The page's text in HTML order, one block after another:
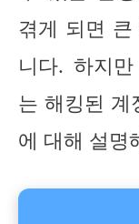
겪게 되면
니다. 하지
는 해킹된 계
에 대해 설명